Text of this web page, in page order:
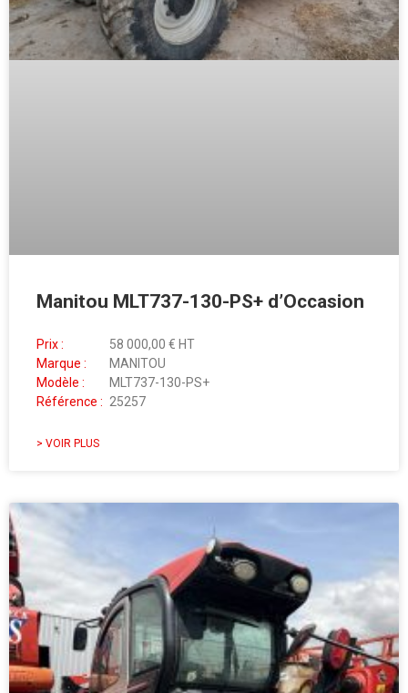
Manitou MLT737-130-PS+ d’Occasion
Prix :
58 000,00 € HT
Marque :
MANITOU
Modèle :
MLT737-130-PS+
Référence : 25257
> VOIR PLUS